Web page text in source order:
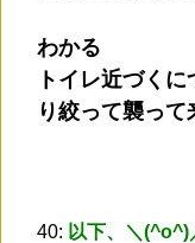
わかる
トイレ近づく
り絞って襲って
40: 以下、＼(^o^)